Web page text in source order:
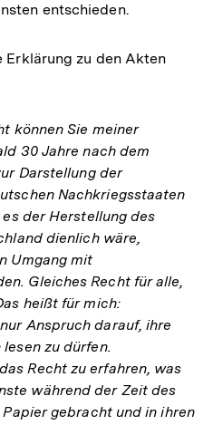
entschieden.
zu den Akten
können Sie meiner
30 Jahre nach dem
Darstellung der
Nachkriegsstaaten
der Herstellung des
dienlich wäre,
Umgang mit
Gleiches Recht für alle,
heißt für mich:
Anspruch darauf, ihre
zu dürfen.
Recht zu erfahren, was
während der Zeit des
gebracht und in ihren